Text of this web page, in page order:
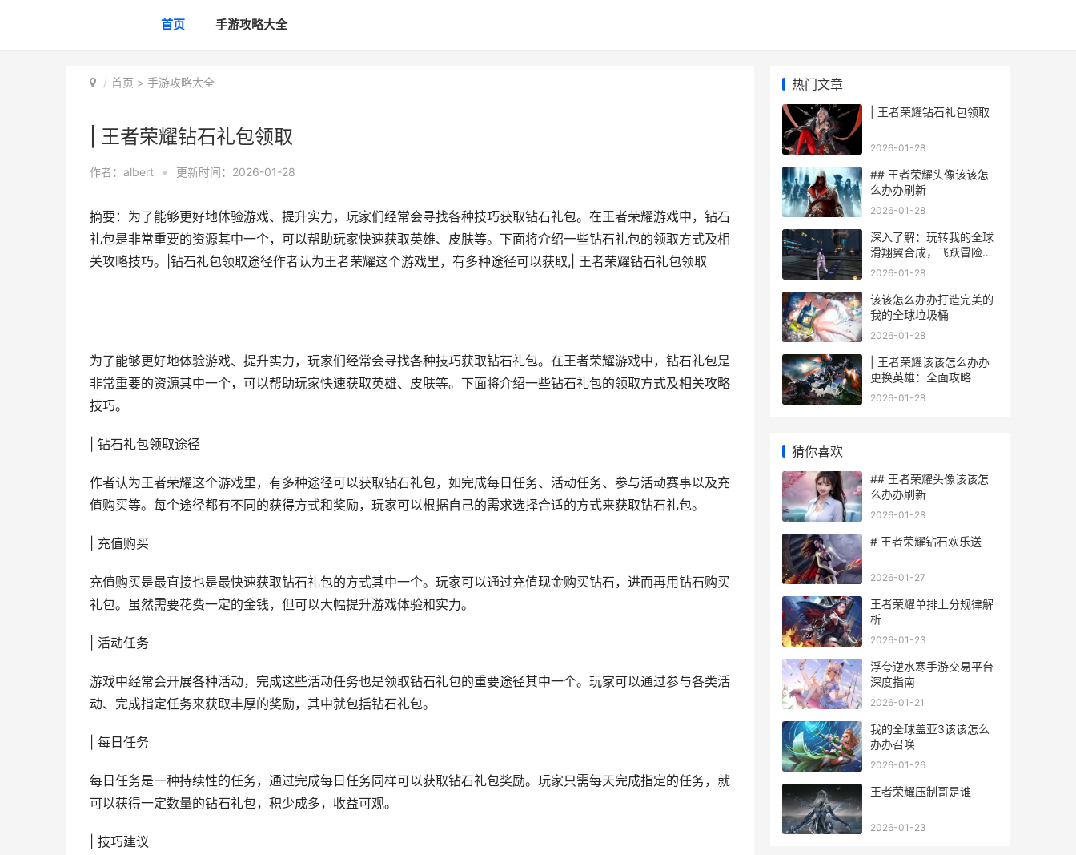
首页 手游攻略大全
首页 > 手游攻略大全
| 王者荣耀钻石礼包领取
作者： albert • 更新时间：2026-01-28
摘要：为了能够更好地体验游戏、提升实力，玩家们经常会寻找各种技巧获取钻石礼包。在王者荣耀游戏中，钻石
礼包是非常重要的资源其中一个，可以帮助玩家快速获取英雄、皮肤等。下面将介绍一些钻石礼包的领取方式及相
关攻略技巧。|钻石礼包领取途径作者认为王者荣耀这个游戏里，有多种途径可以获取,| 王者荣耀钻石礼包领取
为了能够更好地体验游戏、提升实力，玩家们经常会寻找各种技巧获取钻石礼包。在王者荣耀游戏中，钻石礼包是
非常重要的资源其中一个，可以帮助玩家快速获取英雄、皮肤等。下面将介绍一些钻石礼包的领取方式及相关攻略
技巧。
| 钻石礼包领取途径
作者认为王者荣耀这个游戏里，有多种途径可以获取钻石礼包，如完成每日任务、活动任务、参与活动赛事以及充
值购买等。每个途径都有不同的获得方式和奖励，玩家可以根据自己的需求选择合适的方式来获取钻石礼包。
| 充值购买
充值购买是最直接也是最快速获取钻石礼包的方式其中一个。玩家可以通过充值现金购买钻石，进而再用钻石购买
礼包。虽然需要花费一定的金钱，但可以大幅提升游戏体验和实力。
| 活动任务
游戏中经常会开展各种活动，完成这些活动任务也是领取钻石礼包的重要途径其中一个。玩家可以通过参与各类活
动、完成指定任务来获取丰厚的奖励，其中就包括钻石礼包。
| 每日任务
每日任务是一种持续性的任务，通过完成每日任务同样可以获取钻石礼包奖励。玩家只需每天完成指定的任务，就
可以获得一定数量的钻石礼包，积少成多，收益可观。
| 技巧建议
热门文章
| 王者荣耀钻石礼包领取
2026-01-28
## 王者荣耀头像该该怎
么办办刷新
2026-01-28
深入了解：玩转我的全球
滑翔翼合成，飞跃冒险新
高度
2026-01-28
该该怎么办办打造完美的
我的全球垃圾桶
2026-01-28
| 王者荣耀该该怎么办办
更换英雄：全面攻略
2026-01-28
猜你喜欢
## 王者荣耀头像该该怎
么办办刷新
2026-01-28
# 王者荣耀钻石欢乐送
2026-01-27
王者荣耀单排上分规律解
析
2026-01-23
浮夸逆水寒手游交易平台
深度指南
2026-01-21
我的全球盖亚3该该怎么
办办召唤
2026-01-26
王者荣耀压制哥是谁
2026-01-23